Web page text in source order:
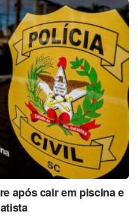
após cair em piscina e